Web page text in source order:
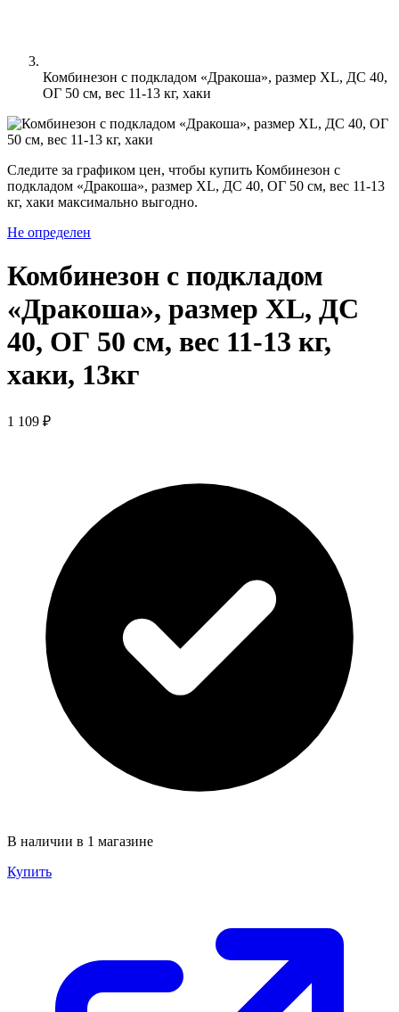
Комбинезон с подкладом «Дракоша», размер XL, ДС 40,
ОГ 50 см, вес 11-13 кг, хаки
Следите за графиком цен, чтобы купить Комбинезон с
подкладом «Дракоша», размер XL, ДС 40, ОГ 50 см, вес 11-13
кг, хаки максимально выгодно.
Не определен
Комбинезон с подкладом
«Дракоша», размер XL, ДС
40, ОГ 50 см, вес 11-13 кг,
хаки, 13кг
1 109 ₽
В наличии в 1 магазине
Купить